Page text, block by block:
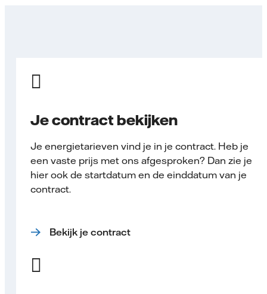
Je contract bekijken
Je energietarieven vind je in je contract. Heb je
een vaste prijs met ons afgesproken? Dan zie je
hier ook de startdatum en de einddatum van je
contract.
Bekijk je contract